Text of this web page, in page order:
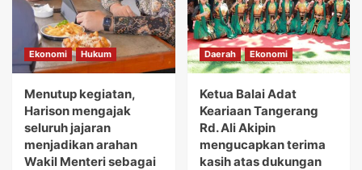
Ekonomi Hukum
Menutup kegiatan,
Harison mengajak
seluruh jajaran
menjadikan arahan
Wakil Menteri sebagai
Daerah Ekonomi
Ketua Balai Adat
Keariaan Tangerang
Rd. Ali Akipin
mengucapkan terima
kasih atas dukungan